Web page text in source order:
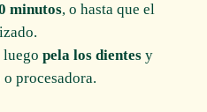
minutos, o hasta que el
luegopela los dientes y
procesadora.